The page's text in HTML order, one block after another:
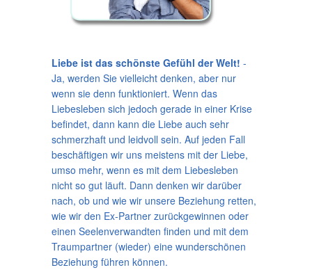
Liebe ist das schönste Gefühl der Welt! -
Ja, werden Sie vielleicht denken, aber nur
wenn sie denn funktioniert. Wenn das
Liebesleben sich jedoch gerade in einer Krise
befindet, dann kann die Liebe auch sehr
schmerzhaft und leidvoll sein. Auf jeden Fall
beschäftigen wir uns meistens mit der Liebe,
umso mehr, wenn es mit dem Liebesleben
nicht so gut läuft. Dann denken wir darüber
nach, ob und wie wir unsere Beziehung retten,
wie wir den Ex-Partner zurückgewinnen oder
einen Seelenverwandten finden und mit dem
Traumpartner (wieder) eine wunderschönen
Beziehung führen können.